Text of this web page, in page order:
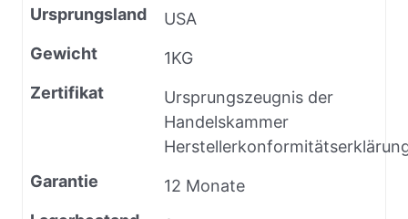
Ursprungsland
USA
Gewicht
1KG
Zertifikat
Ursprungszeugnis der
Handelskammer
Garantie
12 Monate